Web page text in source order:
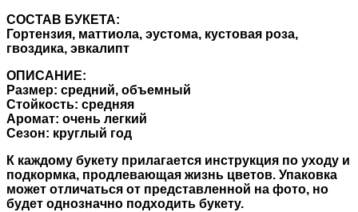
СОСТАВ БУКЕТА:
Гортензия, маттиола, эустома, кустовая роза,
гвоздика, эвкалипт
ОПИСАНИЕ:
Размер: средний, объемный
Стойкость: средняя
Аромат: очень легкий
Сезон: круглый год
К каждому букету прилагается инструкция по уходу и
подкормка, продлевающая жизнь цветов. Упаковка
может отличаться от представленной на фото, но
будет однозначно подходить букету.